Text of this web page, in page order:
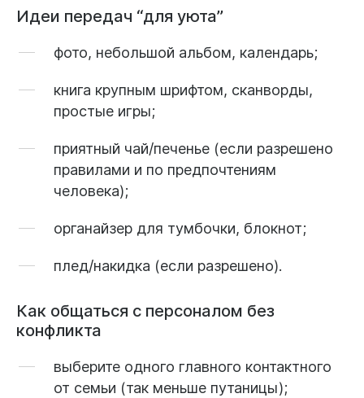
Идеи передач “для уюта”
фото, небольшой альбом, календарь;
книга крупным шрифтом, сканворды,
простые игры;
приятный чай/печенье (если разрешено
правилами и по предпочтениям
человека);
органайзер для тумбочки, блокнот;
плед/накидка (если разрешено).
Как общаться с персоналом без
конфликта
выберите одного главного контактного
от семьи (так меньше путаницы);